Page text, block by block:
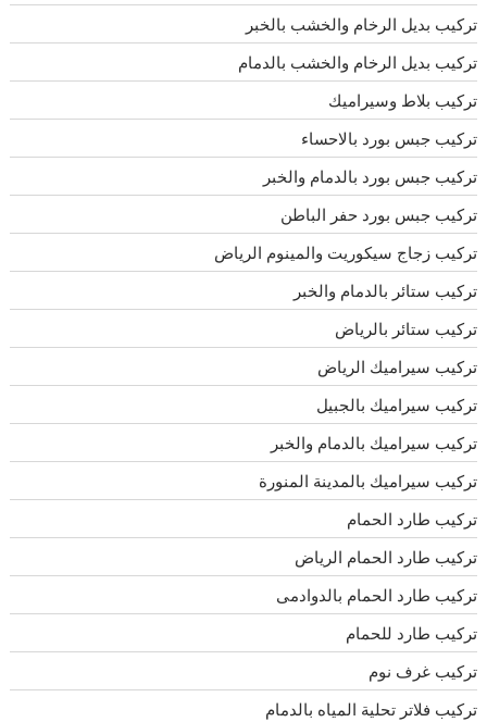
تركيب بديل الرخام والخشب بالخبر
تركيب بديل الرخام والخشب بالدمام
تركيب بلاط وسيراميك
تركيب جبس بورد بالاحساء
تركيب جبس بورد بالدمام والخبر
تركيب جبس بورد حفر الباطن
تركيب زجاج سيكوريت والمينوم الرياض
تركيب ستائر بالدمام والخبر
تركيب ستائر بالرياض
تركيب سيراميك الرياض
تركيب سيراميك بالجبيل
تركيب سيراميك بالدمام والخبر
تركيب سيراميك بالمدينة المنورة
تركيب طارد الحمام
تركيب طارد الحمام الرياض
تركيب طارد الحمام بالدوادمى
تركيب طارد للحمام
تركيب غرف نوم
تركيب فلاتر تحلية المياه بالدمام